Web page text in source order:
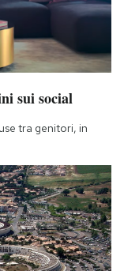
sui social
tra genitori, in